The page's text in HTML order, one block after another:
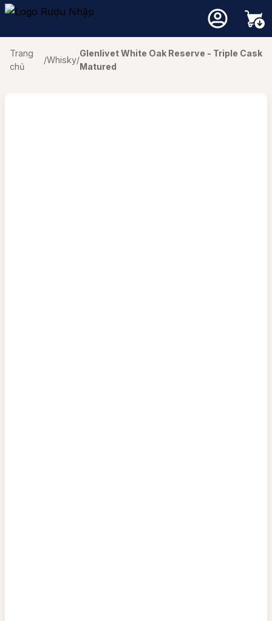
Trang
chủ
/Whisky/
Glenlivet White Oak Reserve - Triple Cask
Matured